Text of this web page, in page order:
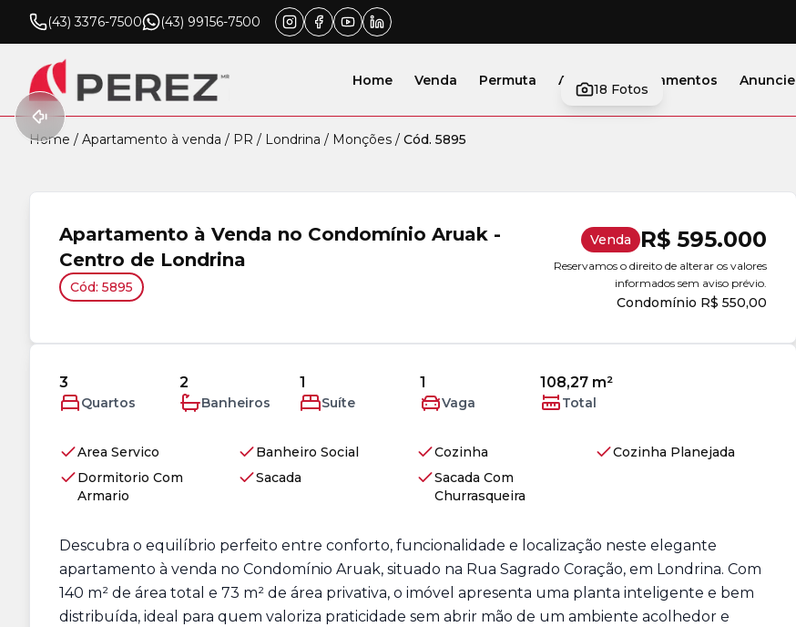
(43) 3376-7500 (43) 99156-7500
Home Venda Permuta Alugar Lançamentos Anuncie
18 Fotos
Home / Apartamento à venda / PR / Londrina / Monções / Cód. 5895
Apartamento à Venda no Condomínio Aruak -
Centro de Londrina
Cód: 5895
Venda R$ 595.000
Reservamos o direito de alterar os valores
informados sem aviso prévio.
Condomínio R$ 550,00
3
Quartos
2
Banheiros
1
Suíte
1
Vaga
108,27 m²
Total
Area Servico Banheiro Social Cozinha
Cozinha Planejada
Dormitorio Com
Armario
Sacada
Sacada Com
Churrasqueira
Descubra o equilíbrio perfeito entre conforto, funcionalidade e localização neste elegante
apartamento à venda no Condomínio Aruak, situado na Rua Sagrado Coração, em Londrina. Com
140 m² de área total e 73 m² de área privativa, o imóvel apresenta uma planta inteligente e bem
distribuída, ideal para quem valoriza praticidade sem abrir mão de um ambiente acolhedor e